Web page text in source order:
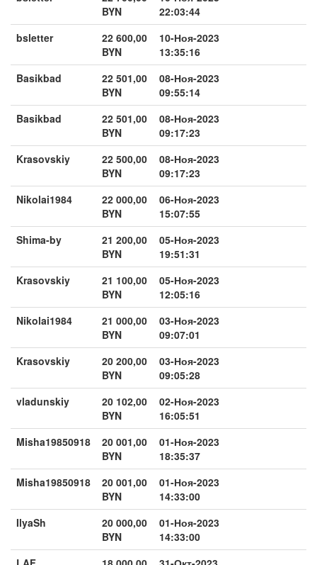
BYN
22:03:44
bsletter
22 600,00
BYN
10-Ноя-2023
13:35:16
Basikbad
22 501,00
BYN
08-Ноя-2023
09:55:14
Basikbad
22 501,00
BYN
08-Ноя-2023
09:17:23
Krasovskiy
22 500,00
BYN
08-Ноя-2023
09:17:23
Nikolai1984
22 000,00
BYN
06-Ноя-2023
15:07:55
Shima-by
21 200,00
BYN
05-Ноя-2023
19:51:31
Krasovskiy
21 100,00
BYN
05-Ноя-2023
12:05:16
Nikolai1984
21 000,00
BYN
03-Ноя-2023
09:07:01
Krasovskiy
20 200,00
BYN
03-Ноя-2023
09:05:28
vladunskiy
20 102,00
BYN
02-Ноя-2023
16:05:51
Misha19850918
20 001,00
BYN
01-Ноя-2023
18:35:37
Misha19850918
20 001,00
BYN
01-Ноя-2023
14:33:00
IlyaSh
20 000,00
BYN
01-Ноя-2023
14:33:00